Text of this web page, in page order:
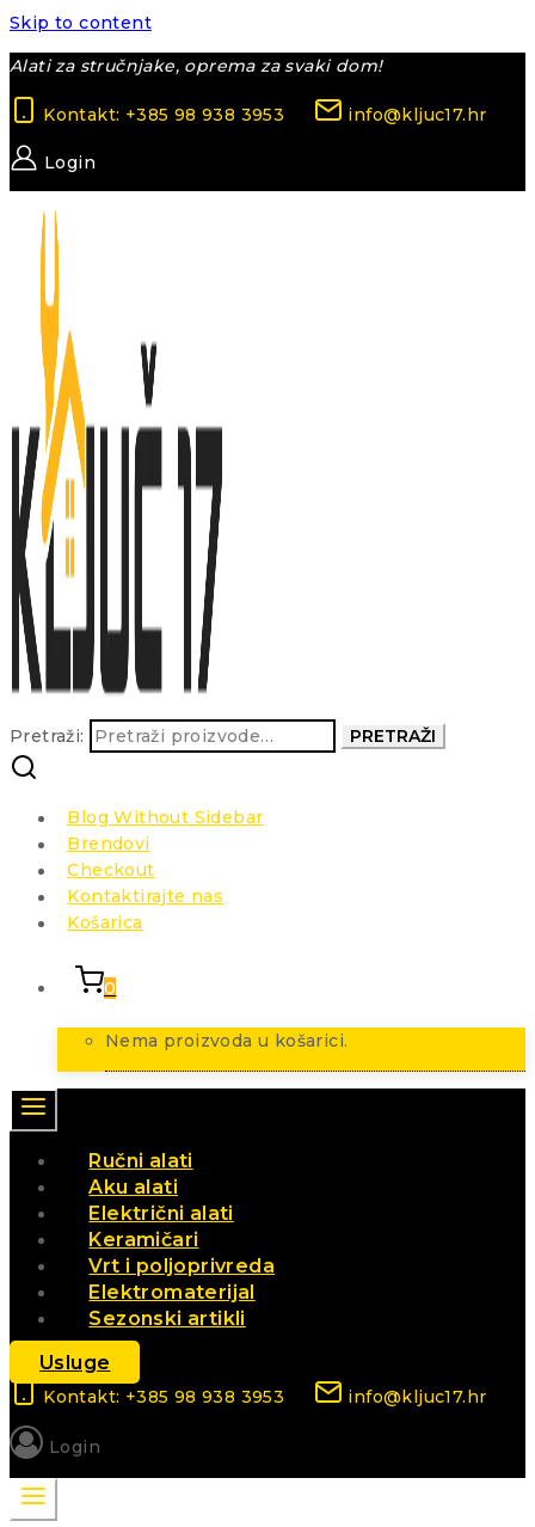
Skip to content
Alati za stručnjake, oprema za svaki dom!
Kontakt: +385 98 938 3953 info@kljuc17.hr
Login
Pretraži: PRETRAŽI
Blog Without Sidebar
Brendovi
Checkout
Kontaktirajte nas
Košarica
0
Nema proizvoda u košarici.
Ručni alati
Aku alati
Električni alati
Keramičari
Vrt i poljoprivreda
Elektromaterijal
Sezonski artikli
Usluge
Kontakt: +385 98 938 3953 info@kljuc17.hr
Login